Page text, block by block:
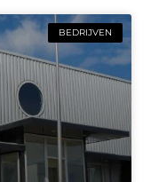
BEDRIJVEN